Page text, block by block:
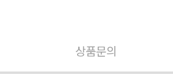
상품문의